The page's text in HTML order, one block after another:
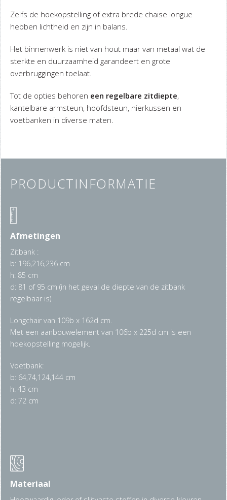
Zelfs de hoekopstelling of extra brede chaise longue
hebben lichtheid en zijn in balans.
Het binnenwerk is niet van hout maar van metaal wat de
sterkte en duurzaamheid garandeert en grote
overbruggingen toelaat.
Tot de opties behoren een regelbare zitdiepte,
kantelbare armsteun, hoofdsteun, nierkussen en
voetbanken in diverse maten.
PRODUCTINFORMATIE
Afmetingen
Zitbank :
b: 196,216,236 cm
h: 85 cm
d: 81 of 95 cm (in het geval de diepte van de zitbank
regelbaar is)
Longchair van 109b x 162d cm.
Met een aanbouwelement van 106b x 225d cm is een
hoekopstelling mogelijk.
Voetbank:
b: 64,74,124,144 cm
h: 43 cm
d: 72 cm
Materiaal